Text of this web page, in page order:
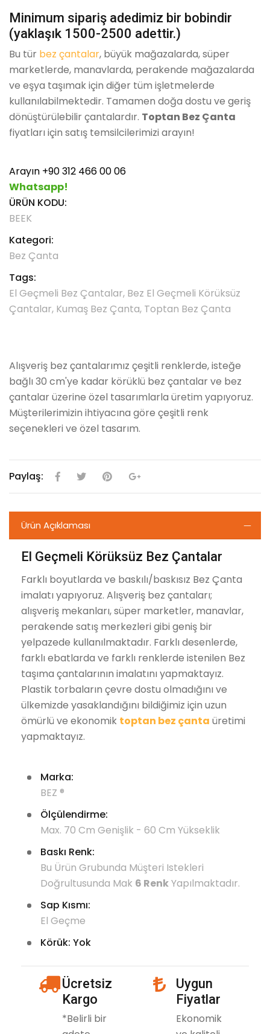
Minimum sipariş adedimiz bir bobindir
(yaklaşık 1500-2500 adettir.)
Bu tür bez çantalar, büyük mağazalarda, süper
marketlerde, manavlarda, perakende mağazalarda
ve eşya taşımak için diğer tüm işletmelerde
kullanılabilmektedir. Tamamen doğa dostu ve geriş
dönüştürülebilir çantalardır. Toptan Bez Çanta
fiyatları için satış temsilcilerimizi arayın!
Arayın +90 312 466 00 06
Whatsapp!
ÜRÜN KODU:
BEEK
Kategori:
Bez Çanta
Tags:
El Geçmeli Bez Çantalar, Bez El Geçmeli Körüksüz
Çantalar, Kumaş Bez Çanta, Toptan Bez Çanta
Alışveriş bez çantalarımız çeşitli renklerde, isteğe
bağlı 30 cm'ye kadar körüklü bez çantalar ve bez
çantalar üzerine özel tasarımlarla üretim yapıyoruz.
Müşterilerimizin ihtiyacına göre çeşitli renk
seçenekleri ve özel tasarım.
Paylaş: facebooktwitterpinterestgoogle plus
Ürün Açıklaması
El Geçmeli Körüksüz Bez Çantalar
Farklı boyutlarda ve baskılı/baskısız Bez Çanta
imalatı yapıyoruz. Alışveriş bez çantaları;
alışveriş mekanları, süper marketler, manavlar,
perakende satış merkezleri gibi geniş bir
yelpazede kullanılmaktadır. Farklı desenlerde,
farklı ebatlarda ve farklı renklerde istenilen Bez
taşıma çantalarının imalatını yapmaktayız.
Plastik torbaların çevre dostu olmadığını ve
ülkemizde yasaklandığını bildiğimiz için uzun
ömürlü ve ekonomik toptan bez çanta üretimi
yapmaktayız.
Marka:
BEZ ®
Ölçülendirme:
Max. 70 Cm Genişlik - 60 Cm Yükseklik
Baskı Renk:
Bu Ürün Grubunda Müşteri Istekleri
Doğrultusunda Mak 6 RenkYapılmaktadır.
Sap Kısmı:
El Geçme
Körük: Yok
icon
Ücretsiz
Kargo
*Belirli bir
icon
Uygun
Fiyatlar
Ekonomik